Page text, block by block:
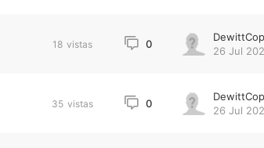
18 vistas 0
26 Jul
35 vistas 0
26 Jul